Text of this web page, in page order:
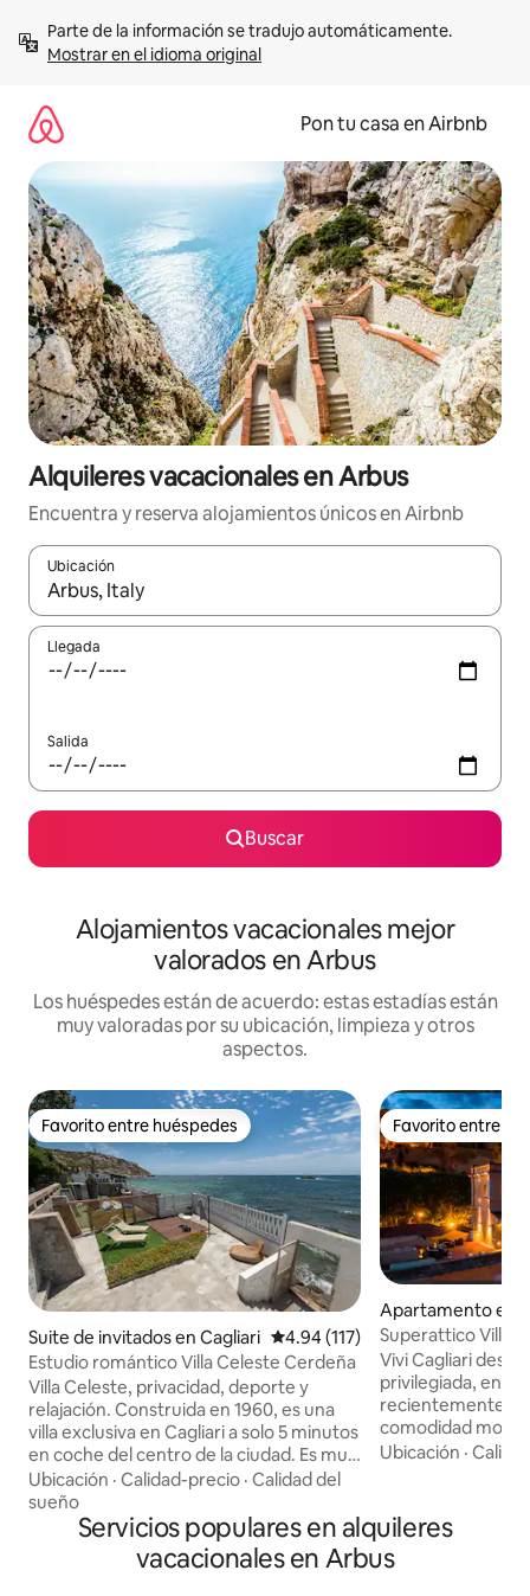
contenidoMostrar en el idioma original
Pon tu casa en Airbnb
Alquileres vacacionales en Arbus
Encuentra y reserva alojamientos únicos en Airbnb
Ubicación
Cuando los resultados estén disponibles, navega con las
Llegada
Salida
Buscar
Alojamientos vacacionales mejor
valorados en Arbus
Los huéspedes están de acuerdo: estas estadías están
muy valoradas por su ubicación, limpieza y otros
aspectos.
Favorito entre huéspedes
Favorito entre huéspedes
Suite de invitados en Cagliari Calificación promedio: 4.94 de
4.94 (117)
Estudio romántico Villa Celeste Cerdeña
Villa Celeste, privacidad, deporte y
relajación. Construida en 1960, es una
villa exclusiva en Cagliari a solo 5 minutos
en coche del centro de la ciudad. Es muy
privada, junto al mar, con acceso directo
a la playa de Cala Bernat, pasando por las
rocas. Las colinas de detrás ofrecen
vistas impresionantes y monumentos
antiguos, perfectos para practicar
Ubicación · Calidad-precio · Calidad del
sueño
Favorito entre
Favorito entre
Apartamento en
Superattico
Vivi Cagliari
privilegiada, en
recientemente
comodidad
histórico. A pocos pasos del Bastione
terraza de 100
vistas
Cagliari y el golfo
Ubicación ·
Servicios populares en alquileres
vacacionales en Arbus